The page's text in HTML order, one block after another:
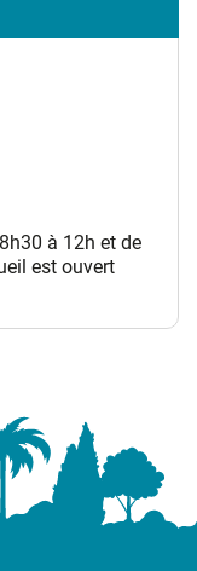
dans un
à 12h et de
est ouvert